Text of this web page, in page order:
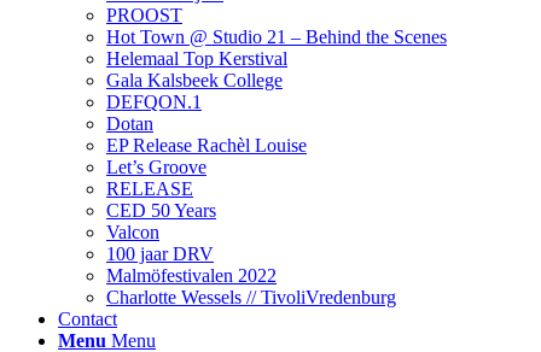
PROOST
Hot Town @ Studio 21 – Behind the Scenes
Helemaal Top Kerstival
Gala Kalsbeek College
DEFQON.1
Dotan
EP Release Rachèl Louise
Let’s Groove
RELEASE
CED 50 Years
Valcon
100 jaar DRV
Malmöfestivalen 2022
Charlotte Wessels // TivoliVredenburg
Contact
Menu Menu